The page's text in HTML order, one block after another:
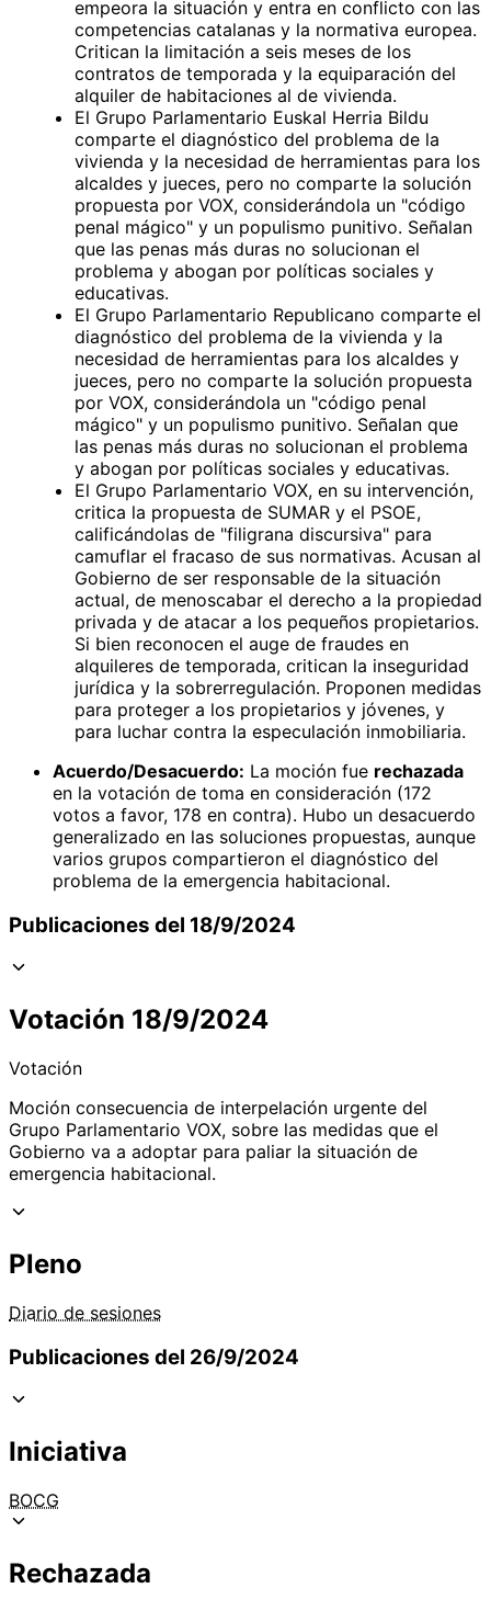
empeora la situación y entra en conflicto con las
competencias catalanas y la normativa europea.
Critican la limitación a seis meses de los
contratos de temporada y la equiparación del
alquiler de habitaciones al de vivienda.
El Grupo Parlamentario Euskal Herria Bildu
comparte el diagnóstico del problema de la
vivienda y la necesidad de herramientas para los
alcaldes y jueces, pero no comparte la solución
propuesta por VOX, considerándola un "código
penal mágico" y un populismo punitivo. Señalan
que las penas más duras no solucionan el
problema y abogan por políticas sociales y
educativas.
El Grupo Parlamentario Republicano comparte el
diagnóstico del problema de la vivienda y la
necesidad de herramientas para los alcaldes y
jueces, pero no comparte la solución propuesta
por VOX, considerándola un "código penal
mágico" y un populismo punitivo. Señalan que
las penas más duras no solucionan el problema
y abogan por políticas sociales y educativas.
El Grupo Parlamentario VOX, en su intervención,
critica la propuesta de SUMAR y el PSOE,
calificándolas de "filigrana discursiva" para
camuflar el fracaso de sus normativas. Acusan al
Gobierno de ser responsable de la situación
actual, de menoscabar el derecho a la propiedad
privada y de atacar a los pequeños propietarios.
Si bien reconocen el auge de fraudes en
alquileres de temporada, critican la inseguridad
jurídica y la sobrerregulación. Proponen medidas
para proteger a los propietarios y jóvenes, y
para luchar contra la especulación inmobiliaria.
Acuerdo/Desacuerdo: La moción fue rechazada
en la votación de toma en consideración (172
votos a favor, 178 en contra). Hubo un desacuerdo
generalizado en las soluciones propuestas, aunque
varios grupos compartieron el diagnóstico del
problema de la emergencia habitacional.
Publicaciones del 18/9/2024
Votación 18/9/2024
Votación
Moción consecuencia de interpelación urgente del
Grupo Parlamentario VOX, sobre las medidas que el
Gobierno va a adoptar para paliar la situación de
emergencia habitacional.
Pleno
Diario de sesiones
Publicaciones del 26/9/2024
Iniciativa
BOCG
Rechazada